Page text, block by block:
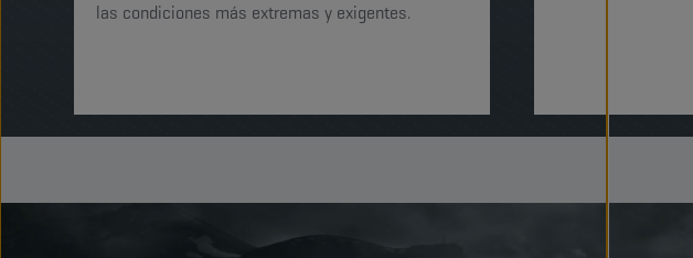
las condiciones más extremas y exigentes.